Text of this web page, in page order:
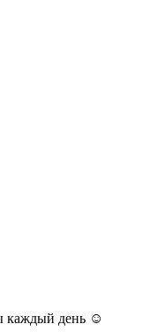
каждый день ☺️